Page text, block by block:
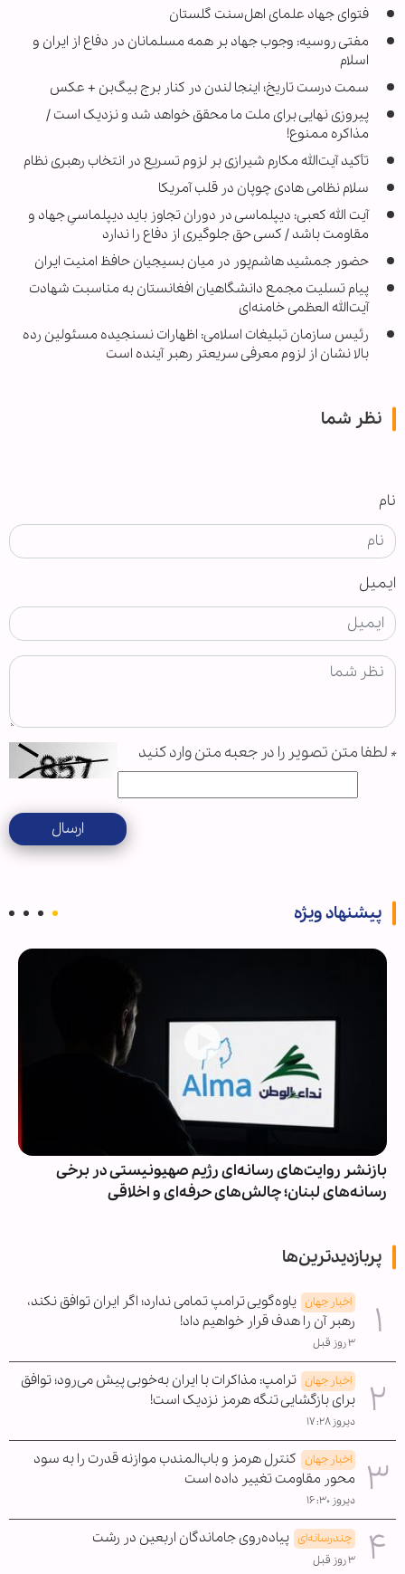
فتوای جهاد علمای اهل‌سنت گلستان
مفتی روسیه: وجوب جهاد بر همه مسلمانان در دفاع از ایران و
اسلام
سمت درست تاریخ؛ اینجا لندن در کنار برج بیگ‌بن + عکس
پیروزی نهایی برای ملت ما محقق خواهد شد و نزدیک است /
مذاکره ممنوع!
تأکید آیت‌الله مکارم‌ شیرازی بر لزوم تسریع در انتخاب رهبری نظام
سلام نظامی هادی چوپان در قلب آمریکا
آیت الله کعبی: دیپلماسی در دوران تجاوز باید دیپلماسیِ جهاد و
مقاومت باشد / کسی حق جلوگیری از دفاع را ندارد
حضور جمشید هاشم‌پور در میان بسیجیان حافظ امنیت ایران
پیام تسلیت مجمع دانشگاهیان افغانستان به مناسبت شهادت
آیت‌الله العظمی خامنه‌ای
رئیس سازمان تبلیغات اسلامی: اظهارات نسنجیده مسئولین رده
بالا نشان از لزوم معرفی سریعتر رهبر آینده است
نظر شما
نام
ایمیل
* لطفا متن تصویر را در جعبه متن وارد کنید
ارسال
پیشنهاد ویژه
بازنشر روایت‌های رسانه‌ای رژیم صهیونیستی در برخی
رسانه‌های لبنان؛ چالش‌های حرفه‌ای و اخلاقی
پربازدیدترین‌ها
اخبار جهان یاوه‌گویی ترامپ تمامی ندارد؛ اگر ایران توافق نکند،
رهبر آن را هدف قرار خواهیم داد!
۳ روز قبل
اخبار جهان ترامپ: مذاکرات با ایران به‌خوبی پیش می‌رود؛ توافق
برای بازگشایی تنگه هرمز نزدیک است!
دیروز ۱۷:۲۸
اخبار جهان کنترل هرمز و باب‌المندب موازنه قدرت را به سود
محور مقاومت تغییر داده است
دیروز ۱۶:۳۰
چندرسانه‌ای پیاده‌روی جاماندگان اربعین در رشت
۳ روز قبل